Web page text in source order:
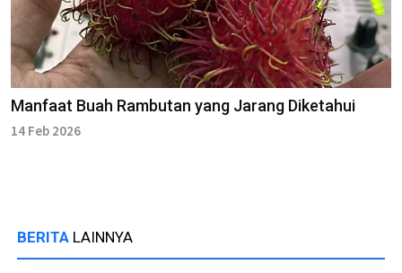
Manfaat Buah Rambutan yang Jarang Diketahui
14 Feb 2026
BERITA LAINNYA